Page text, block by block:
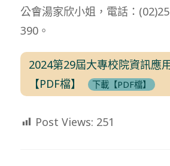
公會湯家欣小姐，電話：
390。
2024第29屆大專校院資訊應
【PDF檔】
下載【PDF檔】
Post Views: 251